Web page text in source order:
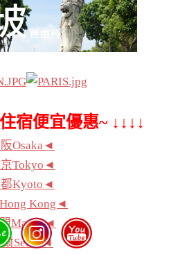
宿便宜優惠~ ↓↓↓↓
Osaka◄
Tokyo◄
Kyoto◄
Kong◄
Macau◄
Seoul◄